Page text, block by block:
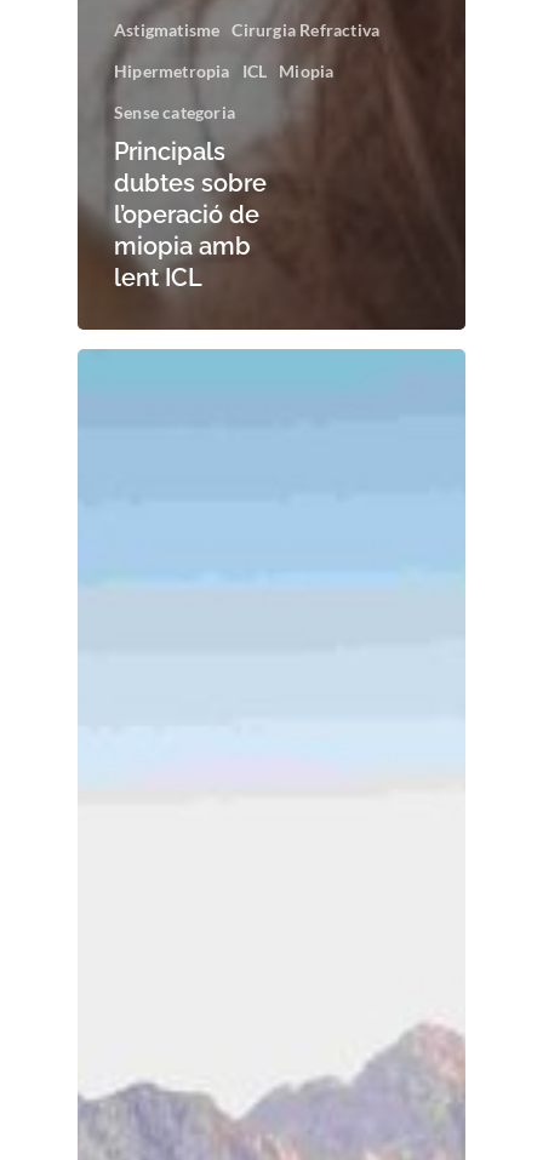
Astigmatisme
Cirurgia Refractiva
Hipermetropia
ICL
Miopia
Sense categoria
Principals
dubtes sobre
l’operació de
miopia amb
lent ICL
Enfermedades